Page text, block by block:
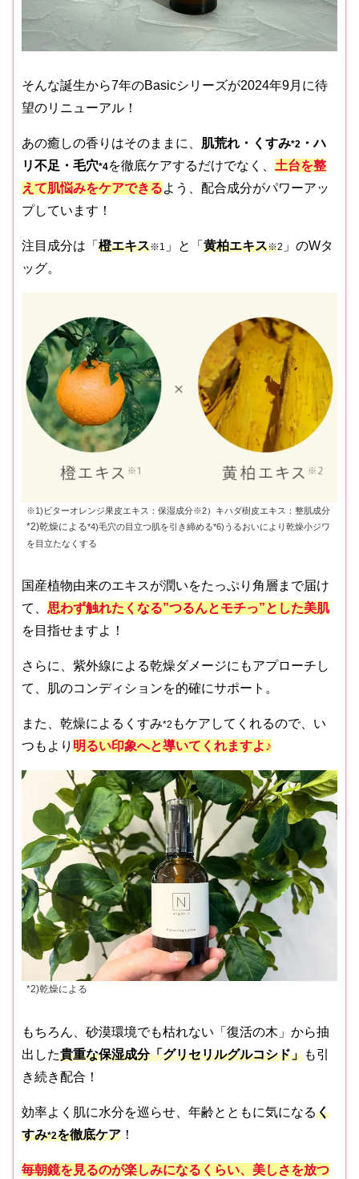
そんな誕生から7年のBasicシリーズが2024年9月に待
望のリニューアル！
あの癒しの香りはそのままに、 肌荒れ ・ くすみ*2 ・ハ
リ不足 ・ 毛穴*4を徹底ケアするだけでなく、 土台を整
えて肌悩みをケアできるよう、配合成分がパワーアッ
プしています！
注目成分は「 橙エキス※1 」と「 黄柏エキス※2 」のWタ
ッグ。
※1)ビターオレンジ果皮エキス：保湿成分※2）キハダ樹皮エキス：整肌成分
*2)乾燥による*4)毛穴の目立つ肌を引き締める*6)うるおいにより乾燥小ジワ
を目立たなくする
国産植物由来のエキスが潤いをたっぷり角層まで届け
て、 思わず触れたくなる”つるんとモチっ”とした美肌
を目指せますよ！
さらに、紫外線による乾燥ダメージにもアプローチし
て、肌のコンディションを的確にサポート。
また、乾燥によるくすみ*2 もケアしてくれるので、い
つもより 明るい印象へと導いてくれますよ♪
*2)乾燥による
もちろん、砂漠環境でも枯れない「復活の木」から抽
出した貴重な保湿成分「グリセリルグルコシド」も引
き続き配合！
効率よく肌に水分を巡らせ、年齢とともに気になるく
すみ*2を徹底ケア ！
毎朝鏡を見るのが楽しみになるくらい、美しさを放つ